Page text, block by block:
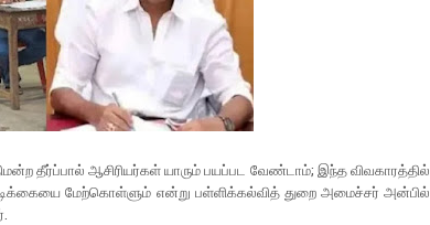
தீர்ப்பால் ஆசிரியர்கள் யாரும் பயப்பட வேண்டாம்; இந்த விவகாரத்தில்
மேற்கொள்ளும் என்று பள்ளிக்கல்வித் துறை அமைச்சர் அன்பில்